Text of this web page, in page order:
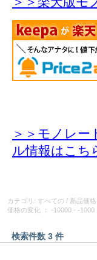
＞＞モノレー
ル情報はこち
カテゴリ: すべての / 新品価格
価格の変化
： -10000 - -1000
検索件数 3 件